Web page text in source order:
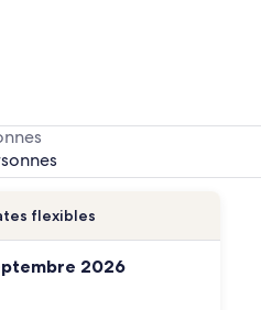
flexibles
2026